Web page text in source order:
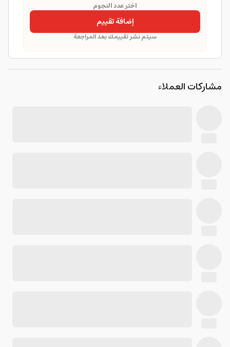
اختر عدد النجوم
إضافة تقييم
سيتم نشر تقييمك بعد المراجعة
مشاركات العملاء